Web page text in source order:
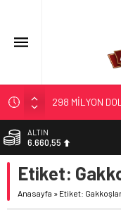
298 MİLYON
ERDEM;
ELAZIĞ’DA
YRP’DEN,
TÜRK OĞUZ
ALTIN
6.660,55
BİST
13.779,39
Etiket:
Anasayfa » Etiket: